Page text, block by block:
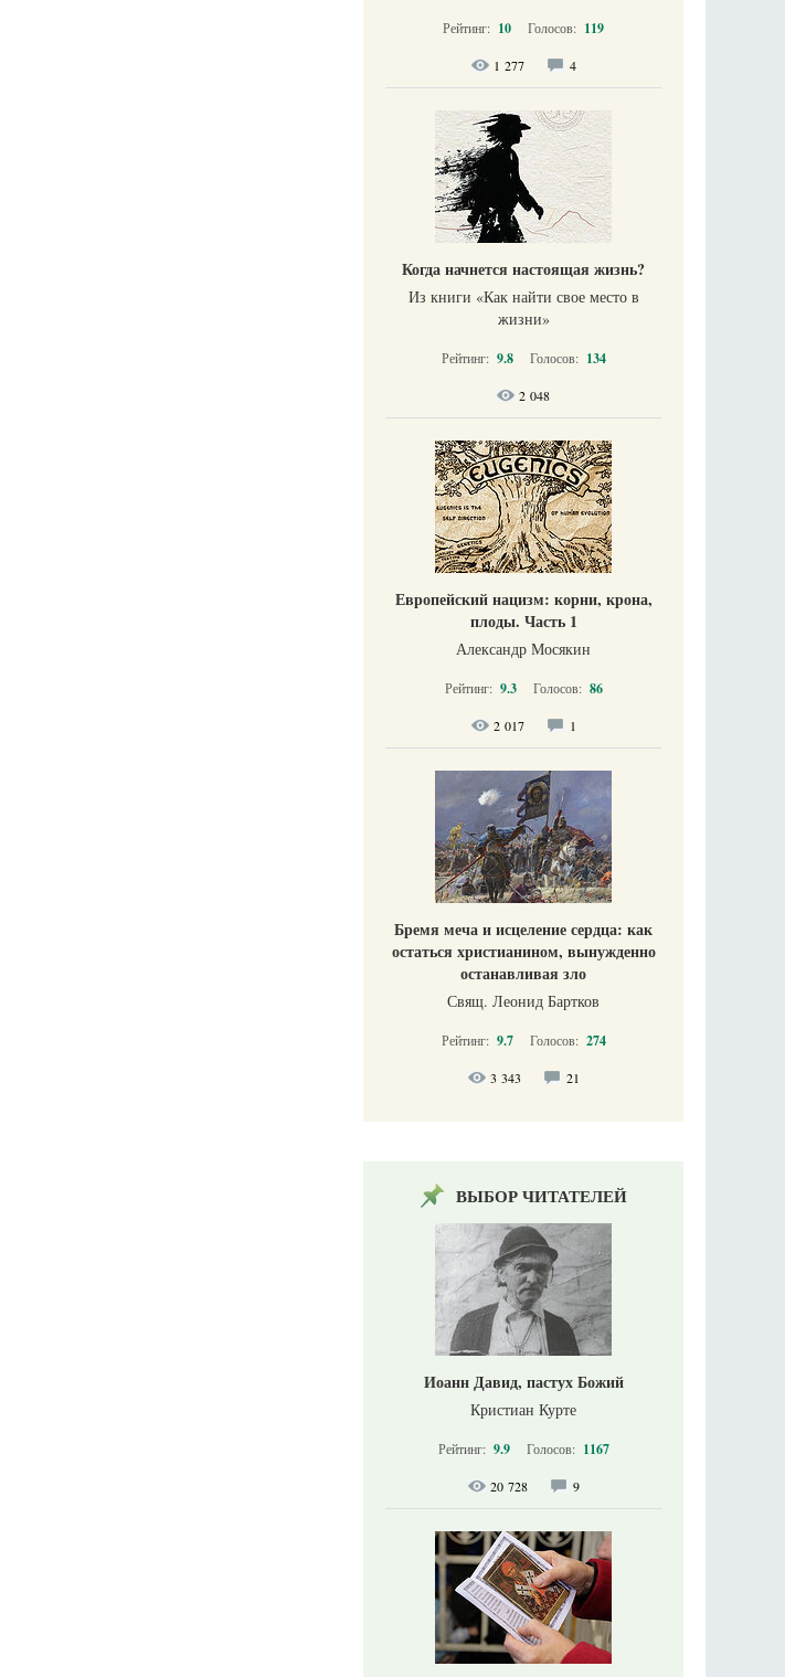
Рейтинг: 10 Голосов: 119
1 277 4
Когда начнется настоящая жизнь?
Из книги «Как найти свое место в
жизни​»
Рейтинг: 9.8 Голосов: 134
2 048
Европейский нацизм: корни, крона,
плоды. Часть 1
Александр Мосякин
Рейтинг: 9.3 Голосов: 86
2 017 1
Бремя меча и исцеление сердца: как
остаться христианином, вынужденно
останавливая зло
Свящ. Леонид Бартков
Рейтинг: 9.7 Голосов: 274
3 343 21
ВЫБОР ЧИТАТЕЛЕЙ
Иоанн Давид, пастух Божий
Кристиан Курте
Рейтинг: 9.9 Голосов: 1167
20 728 9